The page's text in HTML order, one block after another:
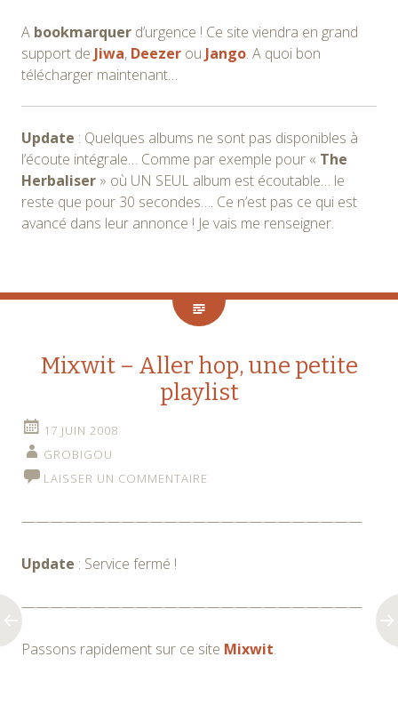
A bookmarquer d’urgence ! Ce site viendra en grand
support de Jiwa, Deezer ou Jango. A quoi bon
télécharger maintenant…
Update : Quelques albums ne sont pas disponibles à
l’écoute intégrale… Comme par exemple pour « The
Herbaliser » où UN SEUL album est écoutable… le
reste que pour 30 secondes…. Ce n’est pas ce qui est
avancé dans leur annonce ! Je vais me renseigner.
Mixwit – Aller hop, une petite
playlist
17 JUIN 2008
GROBIGOU
LAISSER UN COMMENTAIRE
————————————————————————
Update : Service fermé !
————————————————————————
Passons rapidement sur ce site Mixwit.